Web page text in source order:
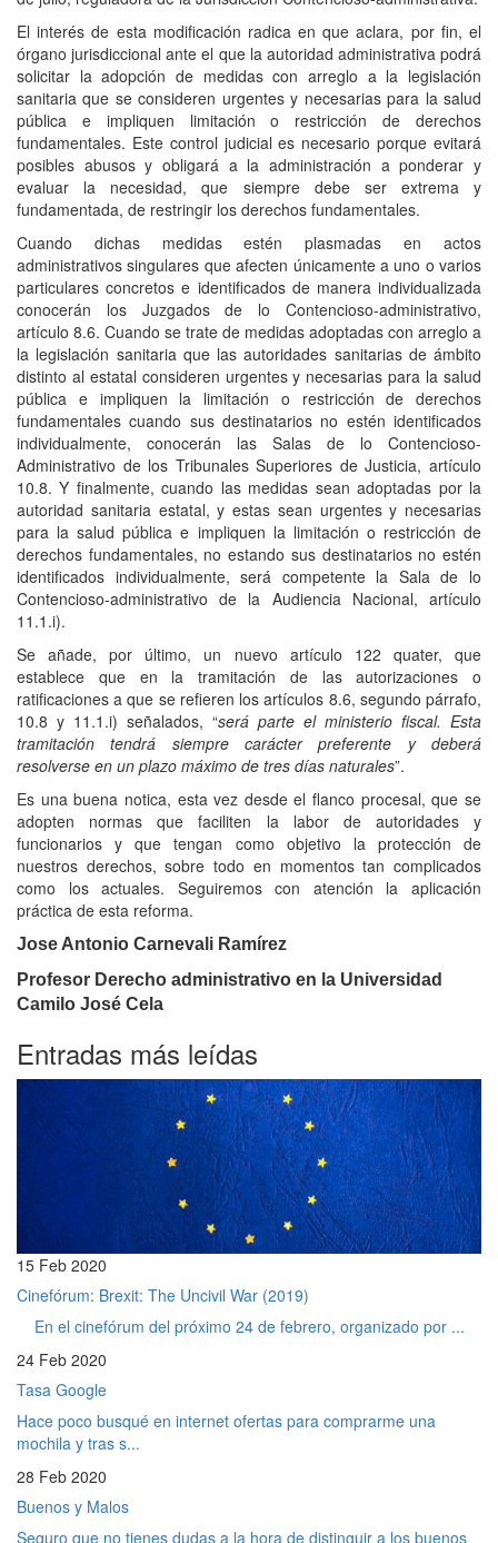
El interés de esta modificación radica en que aclara, por fin, el
órgano jurisdiccional ante el que la autoridad administrativa podrá
solicitar la adopción de medidas con arreglo a la legislación
sanitaria que se consideren urgentes y necesarias para la salud
pública e impliquen limitación o restricción de derechos
fundamentales. Este control judicial es necesario porque evitará
posibles abusos y obligará a la administración a ponderar y
evaluar la necesidad, que siempre debe ser extrema y
fundamentada, de restringir los derechos fundamentales.
Cuando dichas medidas estén plasmadas en actos
administrativos singulares que afecten únicamente a uno o varios
particulares concretos e identificados de manera individualizada
conocerán los Juzgados de lo Contencioso-administrativo,
artículo 8.6. Cuando se trate de medidas adoptadas con arreglo a
la legislación sanitaria que las autoridades sanitarias de ámbito
distinto al estatal consideren urgentes y necesarias para la salud
pública e impliquen la limitación o restricción de derechos
fundamentales cuando sus destinatarios no estén identificados
individualmente, conocerán las Salas de lo Contencioso-
Administrativo de los Tribunales Superiores de Justicia, artículo
10.8. Y finalmente, cuando las medidas sean adoptadas por la
autoridad sanitaria estatal, y estas sean urgentes y necesarias
para la salud pública e impliquen la limitación o restricción de
derechos fundamentales, no estando sus destinatarios no estén
identificados individualmente, será competente la Sala de lo
Contencioso-administrativo de la Audiencia Nacional, artículo
11.1.i).
Se añade, por último, un nuevo artículo 122 quater, que
establece que en la tramitación de las autorizaciones o
ratificaciones a que se refieren los artículos 8.6, segundo párrafo,
10.8 y 11.1.i) señalados, “será parte el ministerio fiscal. Esta
tramitación tendrá siempre carácter preferente y deberá
resolverse en un plazo máximo de tres días naturales”.
Es una buena notica, esta vez desde el flanco procesal, que se
adopten normas que faciliten la labor de autoridades y
funcionarios y que tengan como objetivo la protección de
nuestros derechos, sobre todo en momentos tan complicados
como los actuales. Seguiremos con atención la aplicación
práctica de esta reforma.
Jose Antonio Carnevali Ramírez
Profesor Derecho administrativo en la Universidad
Camilo José Cela
Entradas más leídas
15 Feb 2020
Cinefórum: Brexit: The Uncivil War (2019)
En el cinefórum del próximo 24 de febrero, organizado por ...
24 Feb 2020
Tasa Google
Hace poco busqué en internet ofertas para comprarme una
mochila y tras s...
28 Feb 2020
Buenos y Malos
Seguro que no tienes dudas a la hora de distinguir a los buenos